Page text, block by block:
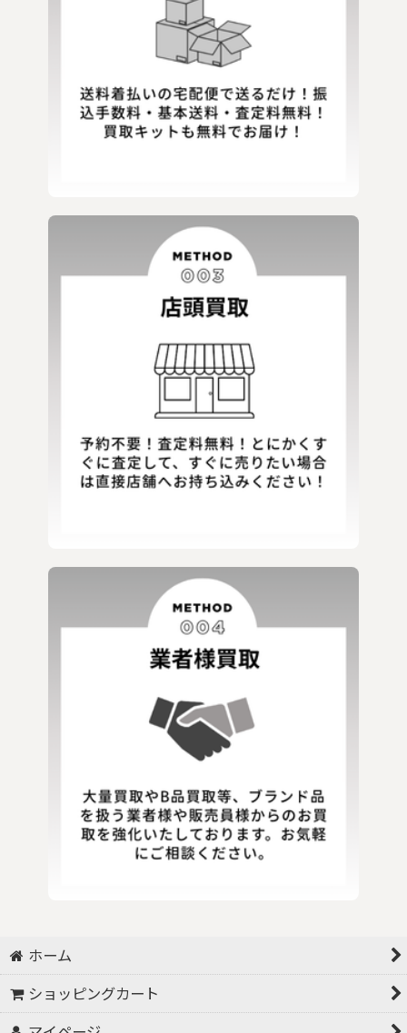
ホーム
ショッピングカート